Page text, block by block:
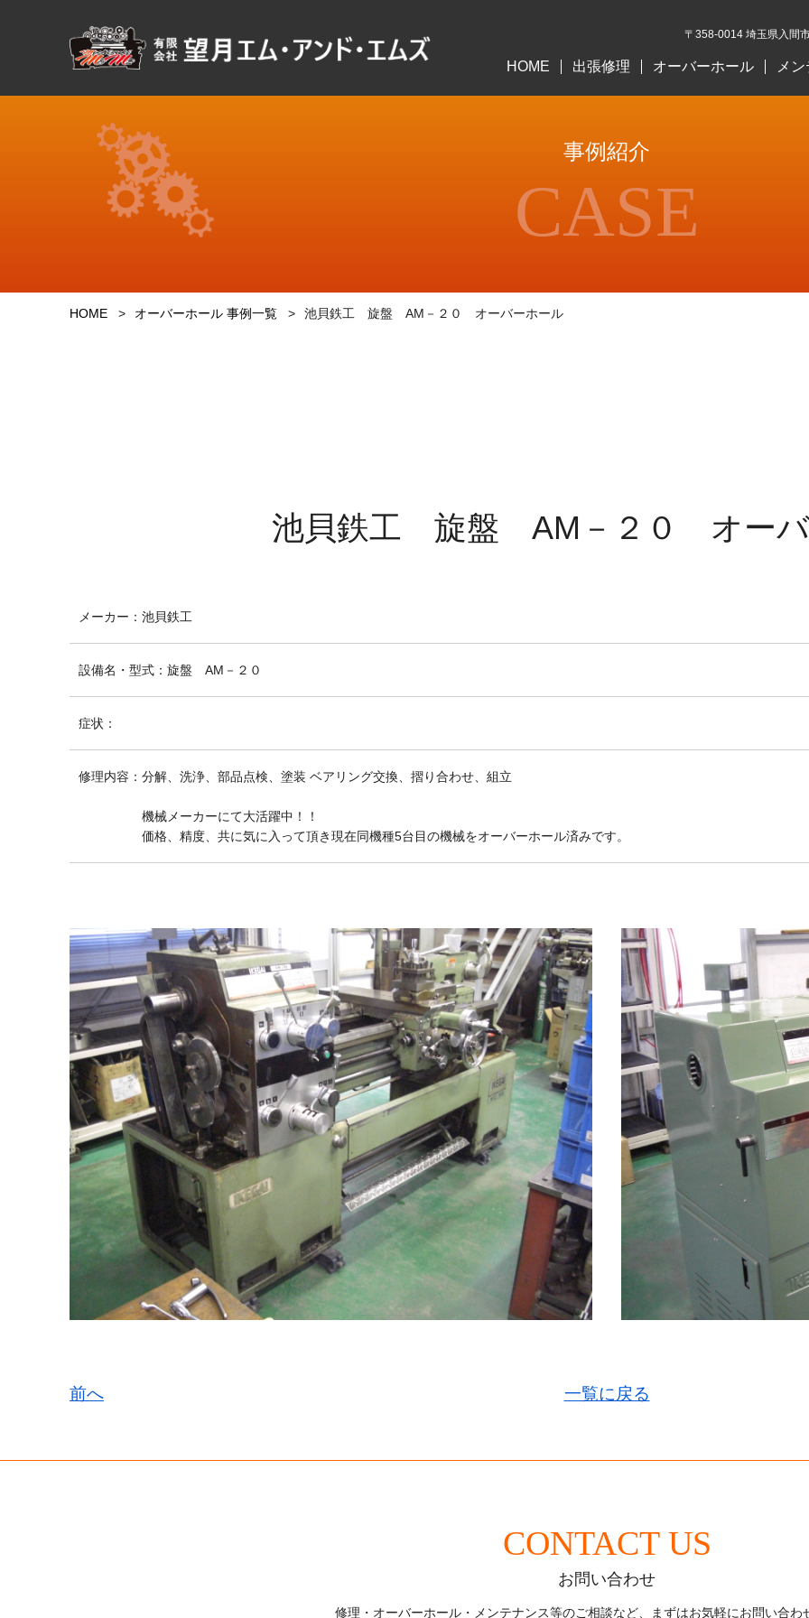
〒358-0014 埼玉県入間
HOME 出張修理 オーバーホール メ
事例紹介
CASE
HOME オーバーホール 事例一覧 池貝鉄工 旋盤 AM－２０ オーバーホール
池貝鉄工 旋盤 AM－２０ オーバ
メーカー ： 池貝鉄工
設備名・型式 ： 旋盤 AM－２０
症状 ：
修理内容 ： 分解、洗浄、部品点検、塗装 ベアリング交換、摺り合わせ、組立
機械メーカーにて大活躍中！！
価格、精度、共に気に入って頂き現在同機種5台目の機械をオーバーホール済みです。
前へ 一覧に戻る
CONTACT US
お問い合わせ
修理・オーバーホール・メンテナンス等のご相談など、 まずはお気軽にお問い合わ